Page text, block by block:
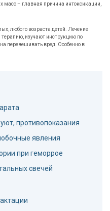
масс – главная причина интоксикации,
любого возраста детей. Лечение
изучают инструкцию по
перевешивать вред. Особенно в
противопоказания
явления
при геморрое
свечей